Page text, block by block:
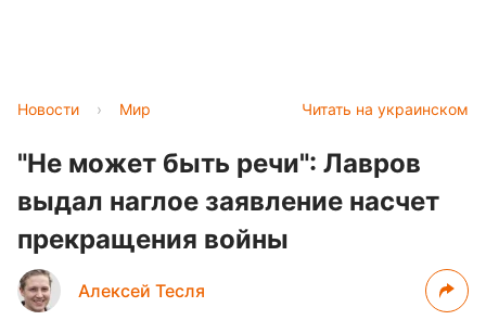
Читать на украинском
Новости › Мир
"Не может быть речи": Лавров
выдал наглое заявление насчет
прекращения войны
Алексей Тесля